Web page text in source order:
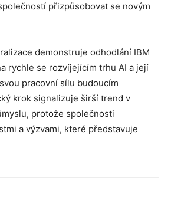
přizpůsobovat se novým
demonstruje odhodlání IBM
rychle se rozvíjejícím trhu AI a její
pracovní sílu budoucím
krok signalizuje širší trend v
protože společnosti
a výzvami, které představuje